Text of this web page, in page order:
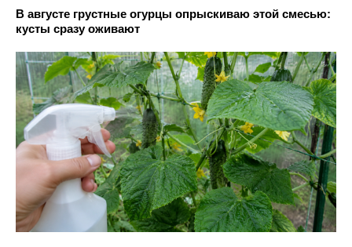
В августе грустные огурцы опрыскиваю этой смесью:
кусты сразу оживают